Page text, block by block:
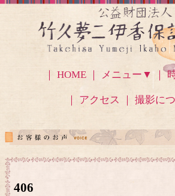
｜ HOME ｜ メニュー▼ ｜
｜ アクセス ｜ 撮影に
406